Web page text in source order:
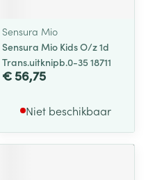
Sensura Mio
Sensura Mio Kids O/z 1d
Trans.uitknipb.0-35 18711
€ 56,75
Niet beschikbaar